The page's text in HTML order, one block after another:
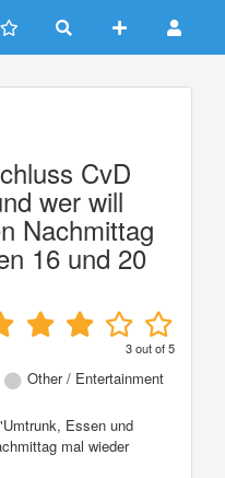
CvD
wer will
Nachmittag
16 und 20
3out of5
Other / Entertainment
Essen und
mal wieder